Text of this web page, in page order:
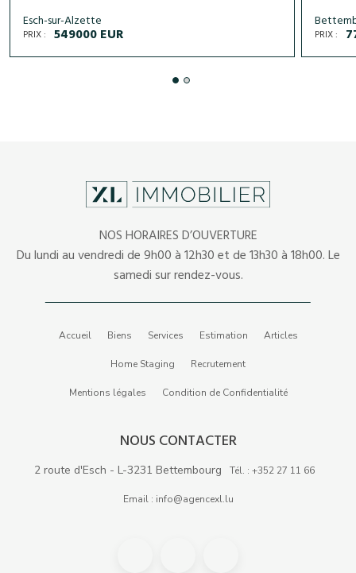
Esch-sur-Alzette
PRIX : 549000 EUR PRIX :
NOS HORAIRES D’OUVERTURE
Du lundi au vendredi de 9h00 à 12h30 et de 13h30 à 18h00. Le
samedi sur rendez-vous.
Accueil Biens Services Estimation Articles
Home Staging Recrutement
Mentions légales Condition de Confidentialité
NOUS CONTACTER
2 route d'Esch - L-3231 Bettembourg Tél. : +352 27 11 66
Email : info@agencexl.lu